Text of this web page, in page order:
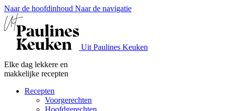
Naar de hoofdinhoud Naar de navigatie
Uit Paulines Keuken
Elke dag lekkere en
makkelijke recepten
Recepten
Voorgerechten
Hoofdgerechten